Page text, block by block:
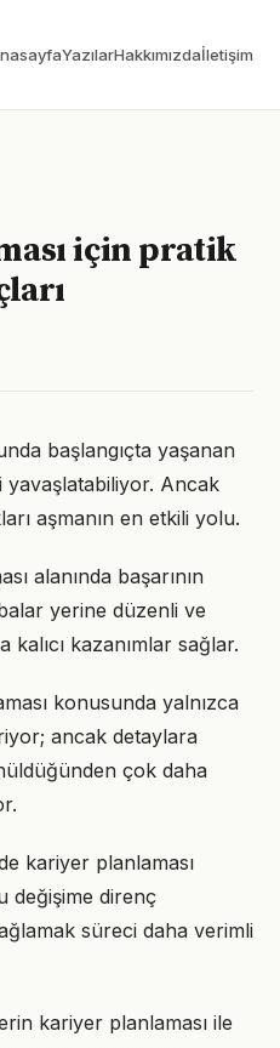
YazılarHakkımızdaİletişim
için pratik
başlangıçta yaşanan
Ancak
aşmanın en etkili yolu.
alanında başarının
yerine düzenli ve
kazanımlar sağlar.
konusunda yalnızca
ancak detaylara
çok daha
kariyer planlaması
değişime direnç
süreci daha verimli
kariyer planlaması ile